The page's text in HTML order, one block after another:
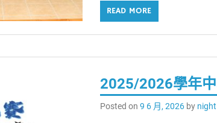
READ MORE
2025/2026學年
Posted on9 6 月, 2026 by night